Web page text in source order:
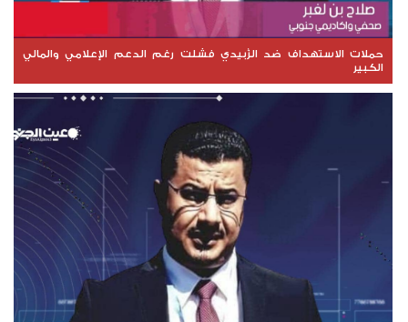
حملات الاستهداف ضد الزُبيدي فشلت رغم الدعم الإعلامي والمالي
الكبير